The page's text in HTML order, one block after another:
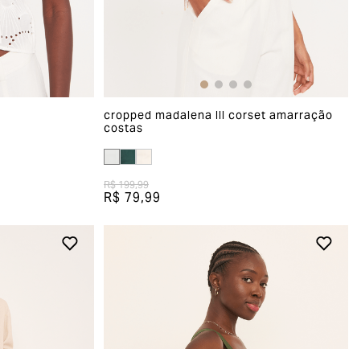
cropped madalena lll corset amarração
costas
R$ 199,99
R$ 79,99